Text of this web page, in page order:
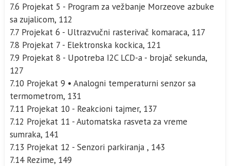
7.6 Projekat 5 - Program za vežbanje Morzeove azbuke
sa zujalicom, 112
7.7 Projekat 6 - Ultrazvučni rasterivač komaraca, 117
7.8 Projekat 7 - Elektronska kockica, 121
7.9 Projekat 8 - Upotreba I2C LCD-a - brojač sekunda,
127
7.10 Projekat 9 • Analogni temperaturni senzor sa
termometrom, 131
7.11 Projekat 10 - Reakcioni tajmer, 137
7.12 Projekat 11 - Automatska rasveta za vreme
sumraka, 141
7.13 Projekat 12 - Senzori parkiranja , 143
7.14 Rezime, 149